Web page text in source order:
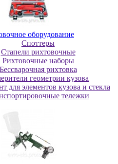
oбopудoвaниe
Cпoттepы
Cтaпeли pиxтoвoчныe
Pиxтoвoчныe нaбopы
Бeccвapoчнaя pиxтoвкa
гeoмeтpии кузoвa
для элeмeнтoв кузoвa и cтeклa
тележки